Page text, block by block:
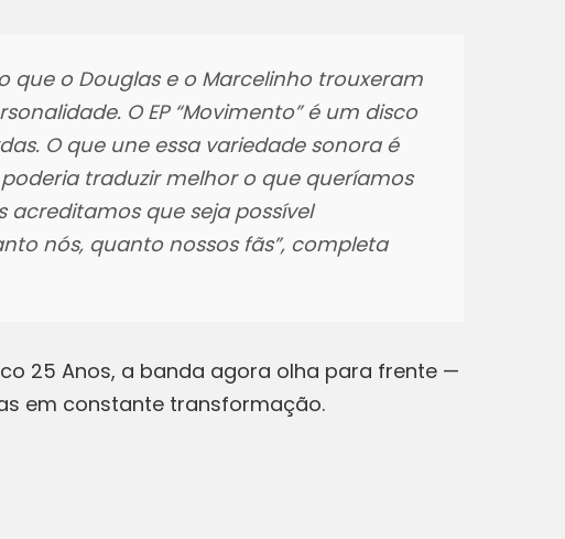
que o Douglas e o Marcelinho trouxeram
O EP “Movimento” é um disco
O que une essa variedade sonora é
traduzir melhor o que queríamos
acreditamos que seja possível
nós, quanto nossos fãs”, completa
25 Anos, a banda agora olha para frente —
em constante transformação.